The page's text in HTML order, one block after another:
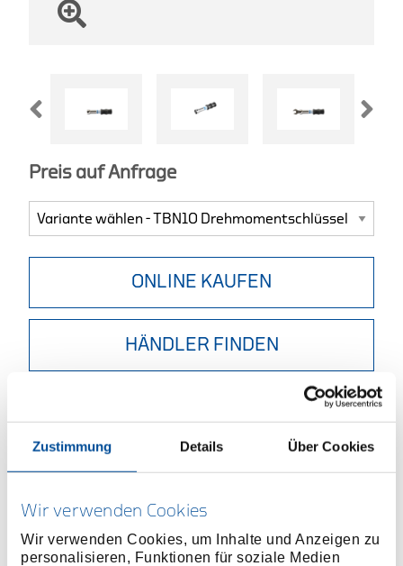
Zustimmung Details Über Cookies
Wir verwenden Cookies
Wir verwenden Cookies, um Inhalte und Anzeigen zu
personalisieren, Funktionen für soziale Medien
Preis auf Anfrage
ONLINE KAUFEN
HÄNDLER FINDEN
0611702890617
Produktbeschreibung
Kontrollierter Schraubenanzug im Bereich von 1 - 10
Serien- bzw. Fließbandmontage
Extremer Dauereinsatz
Direkte Befestigung des Einsatzes im Schlüssel